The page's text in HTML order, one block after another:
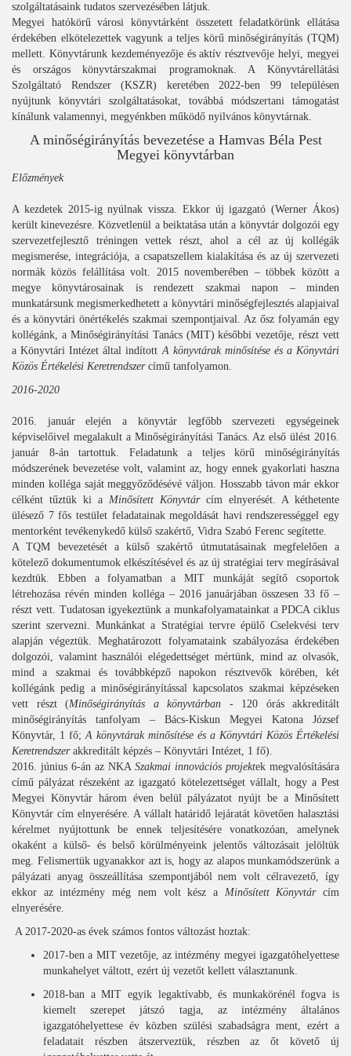
szolgáltatásaink tudatos szervezésében látjuk.
Megyei hatókörű városi könyvtárként összetett feladatkörünk ellátása
érdekében elkötelezettek vagyunk a teljes körű minőségirányítás (TQM)
mellett. Könyvtárunk kezdeményezője és aktív résztvevője helyi, megyei
és országos könyvtárszakmai programoknak. A Könyvtárellátási
Szolgáltató Rendszer (KSZR) keretében 2022-ben 99 településen
nyújtunk könyvtári szolgáltatásokat, továbbá módszertani támogatást
kínálunk valamennyi, megyénkben működő nyilvános könyvtárnak.
A minőségirányítás bevezetése a Hamvas Béla Pest
Megyei könyvtárban
Előzmények
A kezdetek 2015-ig nyúlnak vissza. Ekkor új igazgató (Werner Ákos)
került kinevezésre. Közvetlenül a beiktatása után a könyvtár dolgozói egy
szervezetfejlesztő tréningen vettek részt, ahol a cél az új kollégák
megismerése, integrációja, a csapatszellem kialakítása és az új szervezeti
normák közös felállítása volt. 2015 novemberében – többek között a
megye könyvtárosainak is rendezett szakmai napon – minden
munkatársunk megismerkedhetett a könyvtári minőségfejlesztés alapjaival
és a könyvtári önértékelés szakmai szempontjaival. Az ősz folyamán egy
kollégánk, a Minőségirányítási Tanács (MIT) későbbi vezetője, részt vett
a Könyvtári Intézet által indítottA könyvtárak minősítése és a Könyvtári
Közös Értékelési Keretrendszercímű tanfolyamon.
2016-2020
2016. január elején a könyvtár legfőbb szervezeti egységeinek
képviselőivel megalakult a Minőségirányítási Tanács. Az első ülést 2016.
január 8-án tartottuk. Feladatunk a teljes körű minőségirányítás
módszerének bevezetése volt, valamint az, hogy ennek gyakorlati haszna
minden kolléga saját meggyőződésévé váljon. Hosszabb távon már ekkor
célként tűztük ki a Minősített Könyvtárcím elnyerését. A kéthetente
ülésező 7 fős testület feladatainak megoldását havi rendszerességgel egy
mentorként tevékenykedő külső szakértő, Vidra Szabó Ferenc segítette.
A TQM bevezetését a külső szakértő útmutatásainak megfelelően a
kötelező dokumentumok elkészítésével és az új stratégiai terv megírásával
kezdtük. Ebben a folyamatban a MIT munkáját segítő csoportok
létrehozása révén minden kolléga – 2016 januárjában összesen 33 fő –
részt vett. Tudatosan igyekeztünk a munkafolyamatainkat a PDCA ciklus
szerint szervezni. Munkánkat a Stratégiai tervre épülő Cselekvési terv
alapján végeztük. Meghatározott folyamataink szabályozása érdekében
dolgozói, valamint használói elégedettséget mértünk, mind az olvasók,
mind a szakmai és továbbképző napokon résztvevők körében, két
kollégánk pedig a minőségirányítással kapcsolatos szakmai képzéseken
vett részt (Minőségirányítás a könyvtárban - 120 órás akkreditált
minőségirányítás tanfolyam – Bács-Kiskun Megyei Katona József
Könyvtár, 1 fő;A könyvtárak minősítése és a Könyvtári Közös Értékelési
Keretrendszer akkreditált képzés – Könyvtári Intézet, 1 fő).
2016. június 6-án az NKA Szakmai innovációs projektek megvalósítására
című pályázat részeként az igazgató kötelezettséget vállalt, hogy a Pest
Megyei Könyvtár három éven belül pályázatot nyújt be a Minősített
Könyvtár cím elnyerésére. A vállalt határidő lejáratát követően halasztási
kérelmet nyújtottunk be ennek teljesítésére vonatkozóan, amelynek
okaként a külső- és belső körülményeink jelentős változásait jelöltük
meg. Felismertük ugyanakkor azt is, hogy az alapos munkamódszerünk a
pályázati anyag összeállítása szempontjából nem volt célravezető, így
ekkor az intézmény még nem volt kész a Minősített Könyvtárcím
elnyerésére.
A 2017-2020-as évek számos fontos változást hoztak:
2017-ben a MIT vezetője, az intézmény megyei igazgatóhelyettese
munkahelyet váltott, ezért új vezetőt kellett választanunk.
2018-ban a MIT egyik legaktívabb, és munkakörénél fogva is
kiemelt szerepet játszó tagja, az intézmény általános
igazgatóhelyettese év közben szülési szabadságra ment, ezért a
feladatait részben átszerveztük, részben az őt követő új